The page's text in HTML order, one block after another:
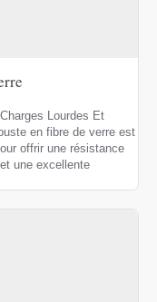
Lourdes Et
offrir une résistance
une excellente